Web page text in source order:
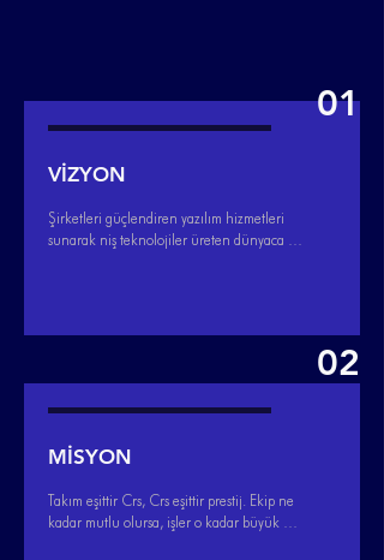
VİZYON
Şirketleri güçlendiren yazılım hizmetleri
sunarak niş teknolojiler üreten dünyaca
MİSYON
Takım eşittir Crs, Crs eşittir prestij. Ekip ne
kadar mutlu olursa, işler o kadar büyük
01
02